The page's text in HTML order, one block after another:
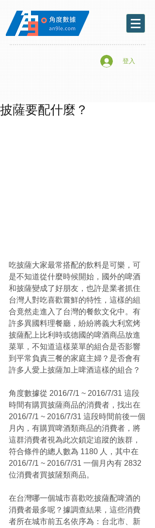
登入
披薩要配什麼？
吃披薩大家最常搭配的飲料是可樂，可
是不知道從什麼時候開始，國外的啤酒
和披薩變成了好朋友，也許是業者抓住
台灣人對吃喜歡嘗鮮的特性，這樣的組
合竟然走進入了台灣的餐飲文化中。有
許多異國料理餐廳，紛紛將義大利窯烤
披薩配上比利時或德國的啤酒商品放進
菜單，不知道這樣菜單的組合是否影響
到平常負責三餐的家庭主婦？是否會有
許多人愛上披薩加上啤酒這樣的組合？
角度數據從 2016/7/1 ~ 2016/7/31 這段
時間有購買披薩商品的消費者，找出在
2016/7/1 ~ 2016/7/31 這段時間前後一個
月內，有購買啤酒類商品的消費者，將
這群消費者視為此次鎖定追蹤的族群，
符合條件的總人數為 1180 人，其中在
2016/7/1 ~ 2016/7/31 一個月內有 2832
位消費者買披隡類商品。
在台灣哪一個城市喜歡吃披薩配啤酒的
消費者最多呢？據調查結果，這些消費
者所在城市前五名依序為：台北市、新